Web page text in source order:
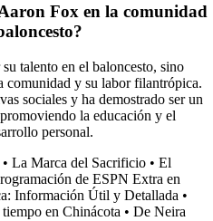
Fox en la comunidad
talento en el baloncesto, sino
comunidad y su labor filantrópica.
sociales y ha demostrado ser un
la educación y el
personal.
• La Marca del Sacrificio • El
de ESPN Extra en
Información Útil y Detallada •
en Chinácota • De Neira